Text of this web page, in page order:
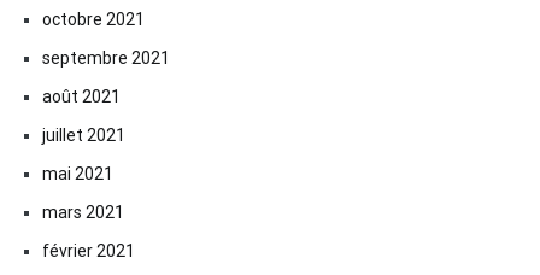
octobre 2021
septembre 2021
août 2021
juillet 2021
mai 2021
mars 2021
février 2021